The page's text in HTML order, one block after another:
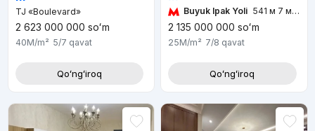
TJ «Boulevard»
2 623 000 000 soʻm
40M/m² 5/7 qavat
Qoʻngʻiroq
Buyuk Ipak Yoli 541 м 7 мин
2 135 000 000 soʻm
25M/m² 7/8 qavat
Qoʻngʻiroq